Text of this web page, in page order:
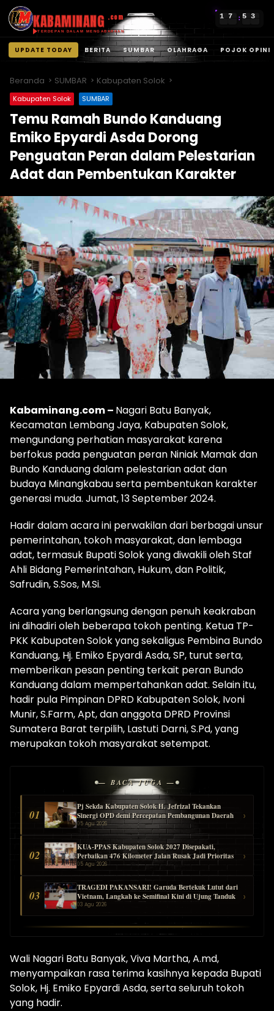
KABAMINANG .com
TERDEPAN DALAM MENGABARKAN
1 7 : 5 3
UPDATE TODAY BERITA SUMBAR OLAHRAGA POJOK OPINI
konten
Beranda SUMBAR Kabupaten Solok
Kabupaten Solok SUMBAR
Temu Ramah Bundo Kanduang
Emiko Epyardi Asda Dorong
Penguatan Peran dalam Pelestarian
Adat dan Pembentukan Karakter
Kabaminang.com – Nagari Batu Banyak,
Kecamatan Lembang Jaya, Kabupaten Solok,
mengundang perhatian masyarakat karena
berfokus pada penguatan peran Niniak Mamak dan
Bundo Kanduang dalam pelestarian adat dan
budaya Minangkabau serta pembentukan karakter
generasi muda. Jumat, 13 September 2024.
Hadir dalam acara ini perwakilan dari berbagai unsur
pemerintahan, tokoh masyarakat, dan lembaga
adat, termasuk Bupati Solok yang diwakili oleh Staf
Ahli Bidang Pemerintahan, Hukum, dan Politik,
Safrudin, S.Sos, M.Si.
Acara yang berlangsung dengan penuh keakraban
ini dihadiri oleh beberapa tokoh penting. Ketua TP-
PKK Kabupaten Solok yang sekaligus Pembina Bundo
Kanduang, Hj. Emiko Epyardi Asda, SP, turut serta,
memberikan pesan penting terkait peran Bundo
Kanduang dalam mempertahankan adat. Selain itu,
hadir pula Pimpinan DPRD Kabupaten Solok, Ivoni
Munir, S.Farm, Apt, dan anggota DPRD Provinsi
Sumatera Barat terpilih, Lastuti Darni, S.Pd, yang
merupakan tokoh masyarakat setempat.
— BACA JUGA —
01
Pj Sekda Kabupaten Solok H. Jefrizal Tekankan
Sinergi OPD demi Percepatan Pembangunan Daerah
05 Agu 2026
›
02
KUA-PPAS Kabupaten Solok 2027 Disepakati,
Perbaikan 476 Kilometer Jalan Rusak Jadi Prioritas
05 Agu 2026
›
03
TRAGEDI PAKANSARI! Garuda Bertekuk Lutut dari
Vietnam, Langkah ke Semifinal Kini di Ujung Tanduk
03 Agu 2026
›
Wali Nagari Batu Banyak, Viva Martha, A.md,
menyampaikan rasa terima kasihnya kepada Bupati
Solok, Hj. Emiko Epyardi Asda, serta seluruh tokoh
yang hadir.